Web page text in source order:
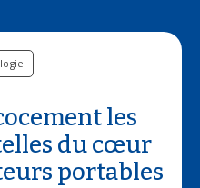
les
du cœur
portables